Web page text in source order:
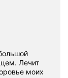
моих